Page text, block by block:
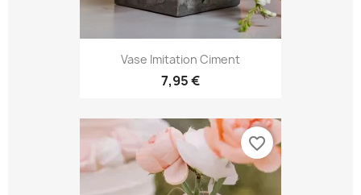
Vase Imitation Ciment
7,95 €
favorite_border